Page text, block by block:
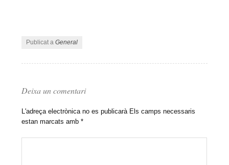
Publicat aGeneral
Deixa un comentari
L'adreça electrònica no es publicarà Els camps necessaris
estan marcats amb*